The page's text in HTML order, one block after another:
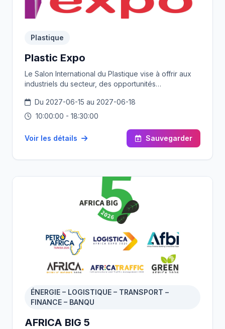
Plastique
Plastic Expo
Le Salon International du Plastique vise à offrir aux
industriels du secteur, des opportunités
produits semi-finis et finis. Il favorise par ailleurs
l’établissement de partenariats avec les opérateurs
composants, d’accessoires et de produits finis.
Du 2027-06-15 au 2027-06-18
10:00:00 - 18:30:00
Voir les détails Sauvegarder
ÉNERGIE – LOGISTIQUE – TRANSPORT –
FINANCE – BANQU
AFRICA BIG 5